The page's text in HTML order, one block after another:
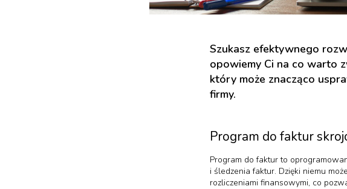
Szukasz efektywnego
opowiemy Ci na co warto
który może znacząco
firmy.
Program do faktur
Program do faktur to
i śledzenia faktur. Dzięki niemu
rozliczeniami finansowymi, co